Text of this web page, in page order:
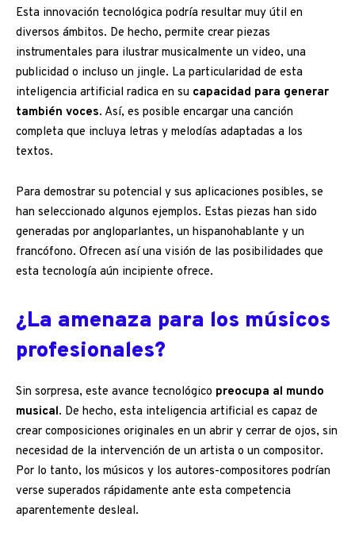
Esta innovación tecnológica podría resultar muy útil en
diversos ámbitos. De hecho, permite crear piezas
instrumentales para ilustrar musicalmente un video, una
publicidad o incluso un jingle. La particularidad de esta
inteligencia artificial radica en su capacidad para generar
también voces. Así, es posible encargar una canción
completa que incluya letras y melodías adaptadas a los
textos.
Para demostrar su potencial y sus aplicaciones posibles, se
han seleccionado algunos ejemplos. Estas piezas han sido
generadas por angloparlantes, un hispanohablante y un
francófono. Ofrecen así una visión de las posibilidades que
esta tecnología aún incipiente ofrece.
¿La amenaza para los músicos
profesionales?
Sin sorpresa, este avance tecnológico preocupa al mundo
musical. De hecho, esta inteligencia artificial es capaz de
crear composiciones originales en un abrir y cerrar de ojos, sin
necesidad de la intervención de un artista o un compositor.
Por lo tanto, los músicos y los autores-compositores podrían
verse superados rápidamente ante esta competencia
aparentemente desleal.